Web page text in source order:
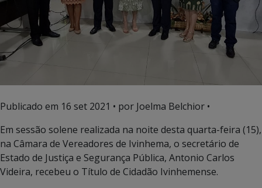
Publicado em 16 set 2021 • por Joelma Belchior •
Em sessão solene realizada na noite desta quarta-feira (15),
na Câmara de Vereadores de Ivinhema, o secretário de
Estado de Justiça e Segurança Pública, Antonio Carlos
Videira, recebeu o Título de Cidadão Ivinhemense.